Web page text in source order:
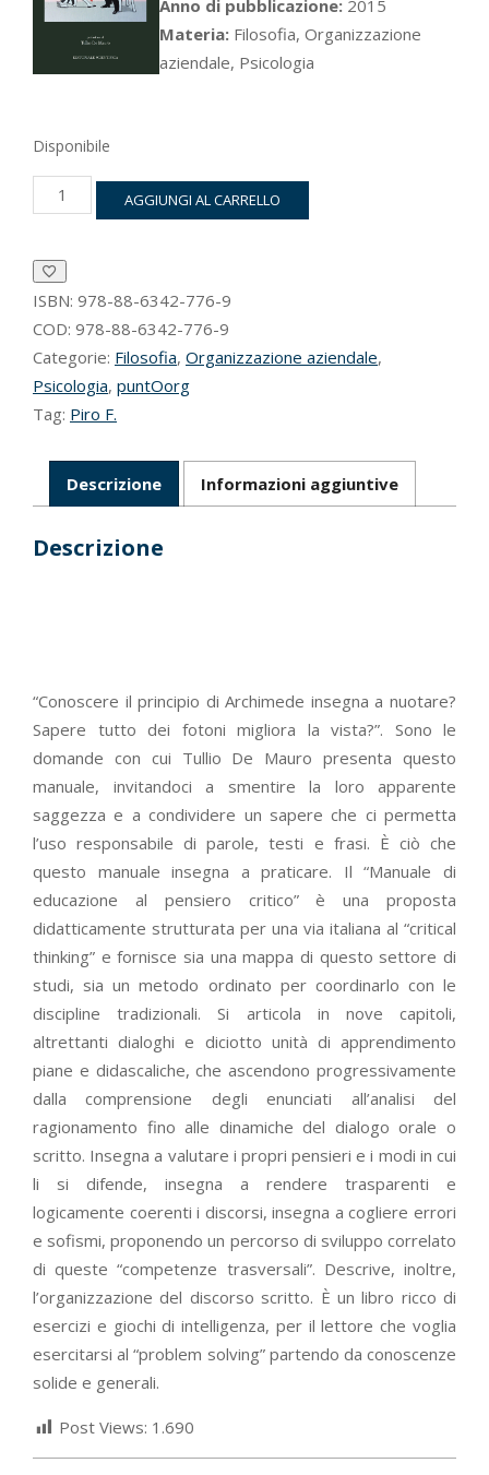
€19.00.€18.50.
Anno di pubblicazione: 2015
Materia: Filosofia, Organizzazione
aziendale, Psicologia
Disponibile
Manuale
di
pensiero
critico
quantità
AGGIUNGI AL CARRELLO
ISBN: 978-88-6342-776-9
COD: 978-88-6342-776-9
Categorie: Filosofia, Organizzazione aziendale,
Psicologia, puntOorg
Tag: Piro F.
Descrizione Informazioni aggiuntive
Descrizione
“Conoscere il principio di Archimede insegna a nuotare?
Sapere tutto dei fotoni migliora la vista?”. Sono le
domande con cui Tullio De Mauro presenta questo
manuale, invitandoci a smentire la loro apparente
saggezza e a condividere un sapere che ci permetta
l’uso responsabile di parole, testi e frasi. È ciò che
questo manuale insegna a praticare. Il “Manuale di
educazione al pensiero critico” è una proposta
didatticamente strutturata per una via italiana al “critical
thinking” e fornisce sia una mappa di questo settore di
studi, sia un metodo ordinato per coordinarlo con le
discipline tradizionali. Si articola in nove capitoli,
altrettanti dialoghi e diciotto unità di apprendimento
piane e didascaliche, che ascendono progressivamente
dalla comprensione degli enunciati all’analisi del
ragionamento fino alle dinamiche del dialogo orale o
scritto. Insegna a valutare i propri pensieri e i modi in cui
li si difende, insegna a rendere trasparenti e
logicamente coerenti i discorsi, insegna a cogliere errori
e sofismi, proponendo un percorso di sviluppo correlato
di queste “competenze trasversali”. Descrive, inoltre,
l’organizzazione del discorso scritto. È un libro ricco di
esercizi e giochi di intelligenza, per il lettore che voglia
esercitarsi al “problem solving” partendo da conoscenze
solide e generali.
Post Views: 1.690